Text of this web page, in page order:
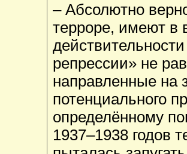
– Абсолютно
терроре, имеют в
репрессии» не
направленные на
потенциального
определённому
1937–1938 годов